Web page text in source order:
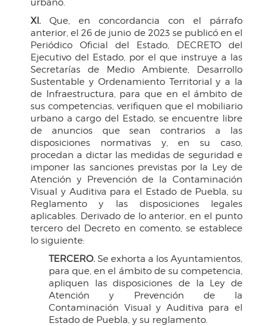
XI. Que, en concordancia con el párrafo
anterior, el 26 de junio de 2023 se publicó en el
Periódico Oficial del Estado, DECRETO del
Ejecutivo del Estado, por el que instruye a las
Secretarías de Medio Ambiente, Desarrollo
Sustentable y Ordenamiento Territorial y a la
de Infraestructura, para que en el ámbito de
sus competencias, verifiquen que el mobiliario
urbano a cargo del Estado, se encuentre libre
de anuncios que sean contrarios a las
disposiciones normativas y, en su caso,
procedan a dictar las medidas de seguridad e
imponer las sanciones previstas por la Ley de
Atención y Prevención de la Contaminación
Visual y Auditiva para el Estado de Puebla, su
Reglamento y las disposiciones legales
aplicables. Derivado de lo anterior, en el punto
tercero del Decreto en comento, se establece
lo siguiente:
TERCERO. Se exhorta a los Ayuntamientos,
para que, en el ámbito de su competencia,
apliquen las disposiciones de la Ley de
Atención y Prevención de la
Contaminación Visual y Auditiva para el
Estado de Puebla, y su reglamento.